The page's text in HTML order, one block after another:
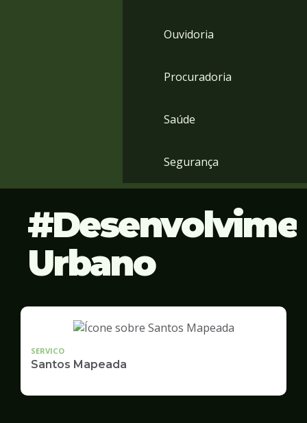
Ouvidoria
Procuradoria
Saúde
Segurança
Urbano
SERVICO
Santos Mapeada